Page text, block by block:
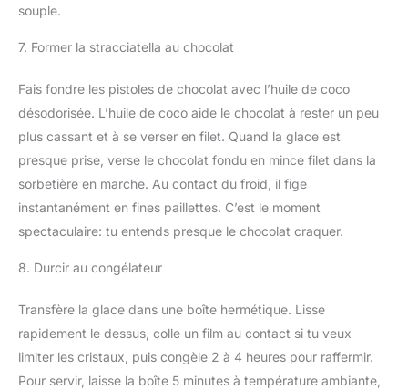
souple.
7. Former la stracciatella au chocolat
Fais fondre les pistoles de chocolat avec l’huile de coco
désodorisée. L’huile de coco aide le chocolat à rester un peu
plus cassant et à se verser en filet. Quand la glace est
presque prise, verse le chocolat fondu en mince filet dans la
sorbetière en marche. Au contact du froid, il fige
instantanément en fines paillettes. C’est le moment
spectaculaire: tu entends presque le chocolat craquer.
8. Durcir au congélateur
Transfère la glace dans une boîte hermétique. Lisse
rapidement le dessus, colle un film au contact si tu veux
limiter les cristaux, puis congèle 2 à 4 heures pour raffermir.
Pour servir, laisse la boîte 5 minutes à température ambiante,